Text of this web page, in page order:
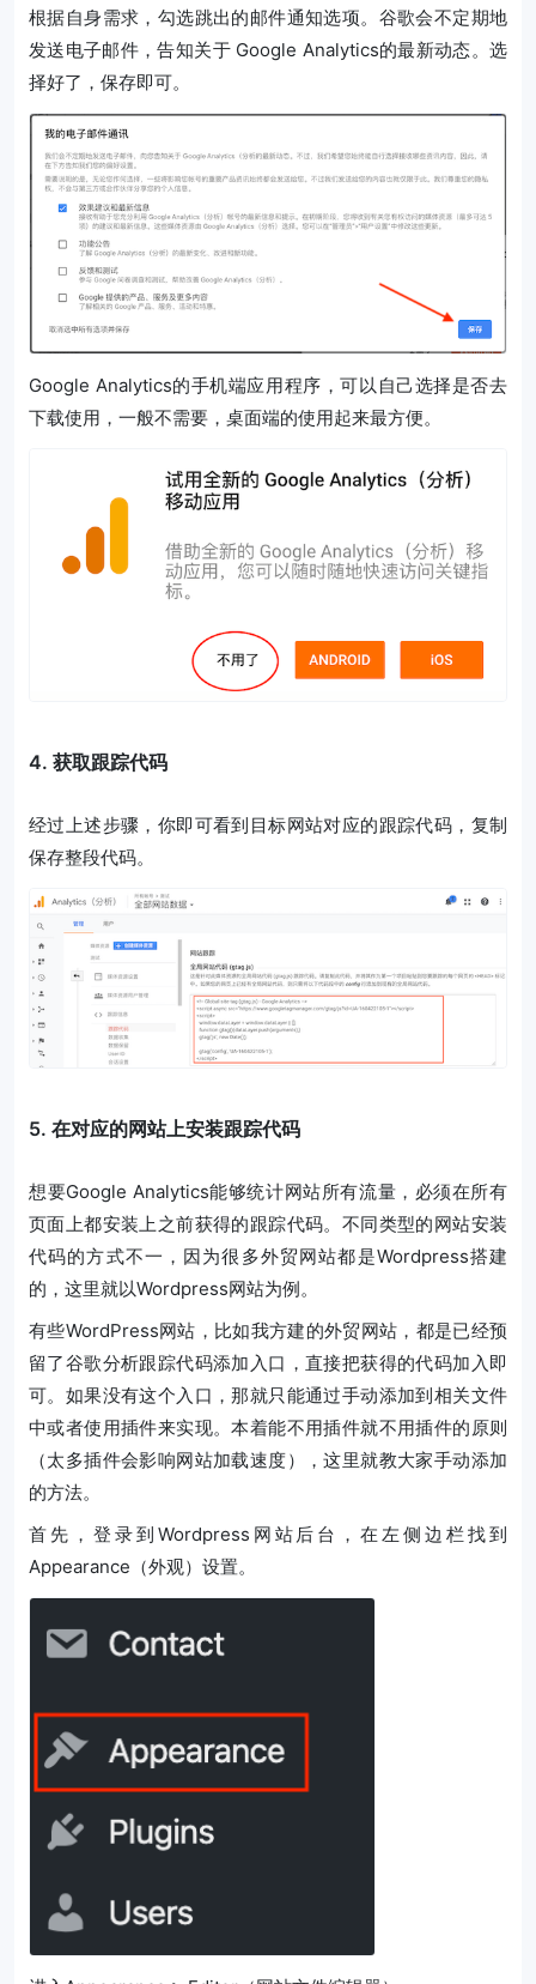
根据自身需求，勾选跳出的邮件通知选项。谷歌会不定期地
发送电子邮件，告知关于 Google Analytics的最新动态。选
择好了，保存即可。
Google Analytics的手机端应用程序，可以自己选择是否去
下载使用，一般不需要，桌面端的使用起来最方便。
4. 获取跟踪代码
经过上述步骤，你即可看到目标网站对应的跟踪代码，复制
保存整段代码。
5. 在对应的网站上安装跟踪代码
想要Google Analytics能够统计网站所有流量，必须在所有
页面上都安装上之前获得的跟踪代码。不同类型的网站安装
代码的方式不一，因为很多外贸网站都是Wordpress搭建
的，这里就以Wordpress网站为例。
有些WordPress网站，比如我方建的外贸网站，都是已经预
留了谷歌分析跟踪代码添加入口，直接把获得的代码加入即
可。如果没有这个入口，那就只能通过手动添加到相关文件
中或者使用插件来实现。本着能不用插件就不用插件的原则
（太多插件会影响网站加载速度），这里就教大家手动添加
的方法。
首先，登录到Wordpress网站后台，在左侧边栏找到
Appearance（外观）设置。